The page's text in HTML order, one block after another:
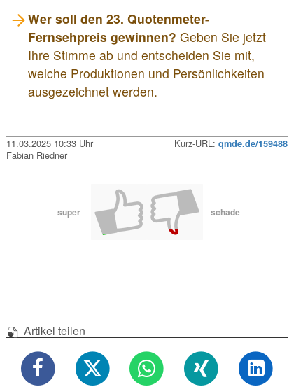
Wer soll den 23. Quotenmeter-
Fernsehpreis gewinnen? Geben Sie jetzt
Ihre Stimme ab und entscheiden Sie mit,
welche Produktionen und Persönlichkeiten
ausgezeichnet werden.
11.03.2025 10:33 Uhr Kurz-URL: qmde.de/159488
Fabian Riedner
super schade
Artikel teilen